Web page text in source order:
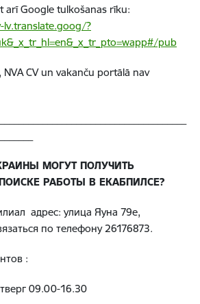
arī Google tulkošanas rīku:
?
pub
CV un vakanču portālā nav
МОГУТ ПОЛУЧИТЬ
РАБОТЫ В ЕКАБПИЛСЕ?
адрес: улица Яуна 79е,
по телефону 26176873.
:
09.00-16.30